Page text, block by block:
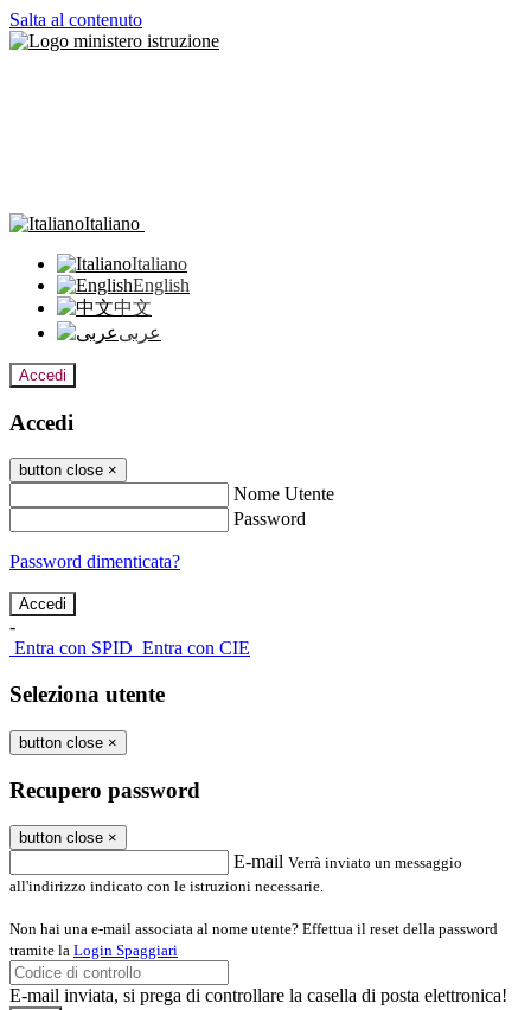
Salta al contenuto
Italiano
Italiano
English
中文
عربى
Accedi
Accedi
button close ×
Nome Utente
Password
Password dimenticata?
-
Entra con SPID Entra con CIE
Seleziona utente
button close ×
Recupero password
button close ×
E-mail Verrà inviato un messaggio
all'indirizzo indicato con le istruzioni necessarie.
Non hai una e-mail associata al nome utente? Effettua il reset della password
tramite la Login Spaggiari
E-mail inviata, si prega di controllare la casella di posta elettronica!